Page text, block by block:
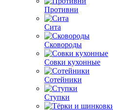
Противни
Сита
Сковороды
Совки кухонные
Сотейники
Ступки